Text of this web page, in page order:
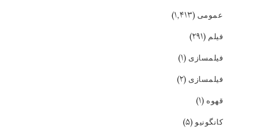
عمومی (۱,۴۱۳)
فیلم (۲۹۱)
فیلمسازی (۱)
فیلمسازی (۲)
قهوه (۱)
کانگونیو(۵)